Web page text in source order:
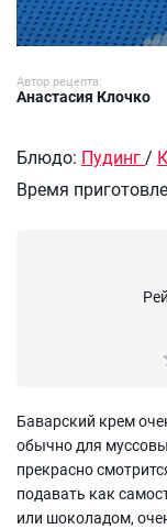
Автор рецепта:
Анастасия Клочко
Блюдо: Пудинг /
Время
Баварский крем
обычно для
прекрасно
подавать как
или шоколадом,